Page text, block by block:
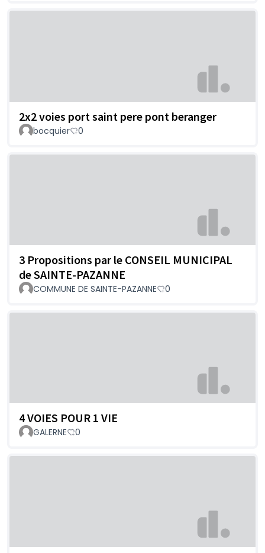
2x2 voies port saint pere pont beranger
bocquier 0
3 Propositions par le CONSEIL MUNICIPAL
de SAINTE-PAZANNE
COMMUNE DE SAINTE-PAZANNE 0
4 VOIES POUR 1 VIE
GALERNE 0